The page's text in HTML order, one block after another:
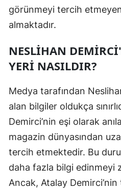
görünmeyi tercih
almaktadır.
NESLIHAN
YERI NASILDIR?
Medya tarafından
alan bilgiler oldukça
Demirci’nin eşi olarak
magazin dünyasından
tercih etmektedir. Bu
daha fazla bilgi edinmeyi
Ancak, Atalay Demirci’nin